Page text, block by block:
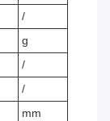
/
g
/
/
mm